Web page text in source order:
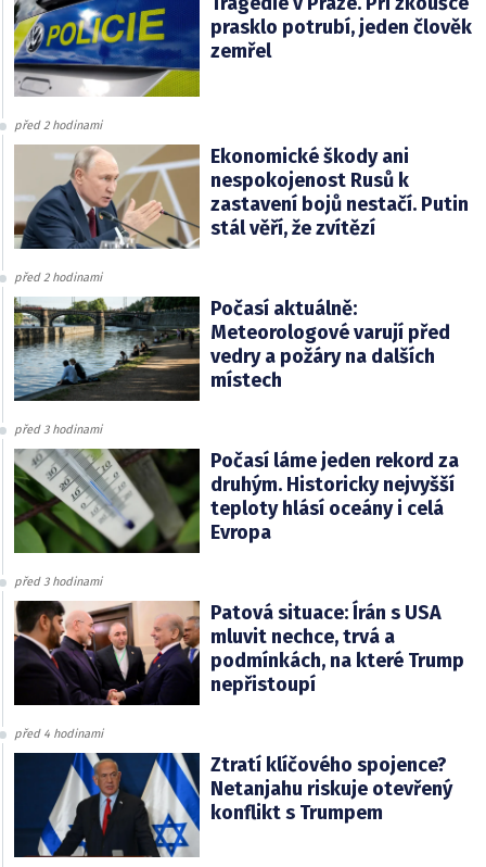
prasklo potrubí, jeden člověk
zemřel
před 2 hodinami
Ekonomické škody ani
nespokojenost Rusů k
zastavení bojů nestačí. Putin
stál věří, že zvítězí
před 2 hodinami
Počasí aktuálně:
Meteorologové varují před
vedry a požáry na dalších
místech
před 3 hodinami
Počasí láme jeden rekord za
druhým. Historicky nejvyšší
teploty hlásí oceány i celá
Evropa
před 3 hodinami
Patová situace: Írán s USA
mluvit nechce, trvá a
podmínkách, na které Trump
nepřistoupí
před 4 hodinami
Ztratí klíčového spojence?
Netanjahu riskuje otevřený
konflikt s Trumpem